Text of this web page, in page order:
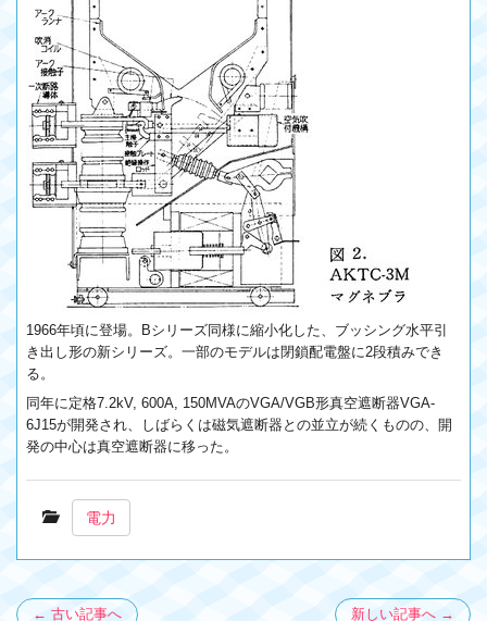
1966年頃に登場。Bシリーズ同様に縮小化した、ブッシング水平引
き出し形の新シリーズ。一部のモデルは閉鎖配電盤に2段積みでき
る。
同年に定格7.2kV, 600A, 150MVAのVGA/VGB形真空遮断器VGA-
6J15が開発され、しばらくは磁気遮断器との並立が続くものの、開
発の中心は真空遮断器に移った。
電力
← 古い記事へ 新しい記事へ →